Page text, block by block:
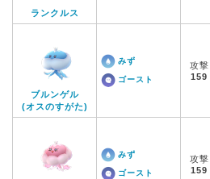
ランクルス
ブルンゲル
(オスのすがた)
みず
ゴースト
攻撃
159
みず
ゴースト
攻撃
159